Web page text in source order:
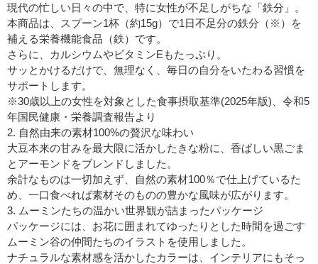
現代の忙しい日々の中で、特に女性が不足しがちな「鉄分」。
本商品は、スプーン1杯（約15g）で1日不足分の鉄分（※）を
補える栄養機能食品（鉄）です。
さらに、カルシウムやビタミンEもたっぷり。
サッとかけるだけで、無理なく、毎日の自分をいたわる習慣を
サポートします。
※30歳以上の女性を対象とした食事摂取基準(2025年版)、令和5
年国民健康・栄養調査報告より
2. 自然由来の素材100%の贅沢な味わい
大豆本来の甘みを最大限に活かしたきな粉に、香ばしい黒ごま
とアーモンドをブレンドしました。
余計なものは一切加えず、自然の素材100％で仕上げているた
め、一口食べれば素材そのものの豊かな風味が広がります。
3. ムーミンたちの温かい世界観が詰まったパッケージ
パッケージには、お花に囲まれてゆったりとした時間を過ごす
ムーミン谷の仲間たちのイラストを使用しました。
ナチュラルな素材感を活かしたカラーは、インテリアにもそっ